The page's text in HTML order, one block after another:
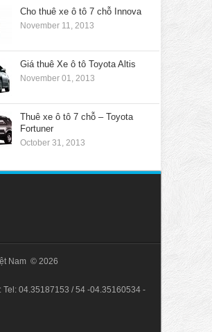
Cho thuê xe ô tô 7 chỗ Innova
November 11, 2013
Giá thuê Xe ô tô Toyota Altis
November 01, 2013
Thuê xe ô tô 7 chỗ – Toyota
Fortuner
October 31, 2013
Nam © 2026
Tel: 04.35187153 / 54 -04.35160534 -